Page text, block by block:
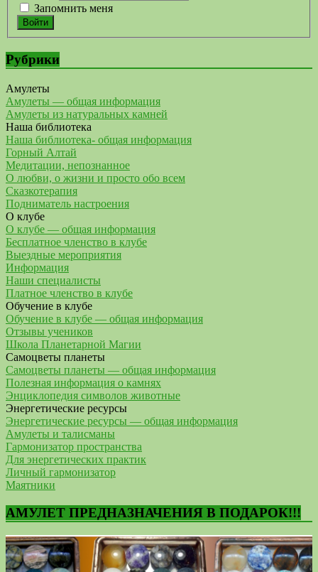
Запомнить меня
Войти
Рубрики
Амулеты
Амулеты — общая информация
Амулеты из натуральных камней
Наша библиотека
Наша библиотека- общая информация
Горный Алтай
Медитации, непознанное
О любви, о жизни и просто обо всем
Сказкотерапия
Подниматель настроения
О клубе
О клубе — общая информация
Бесплатное членство в клубе
Выездные мероприятия
Информация
Наши специалисты
Платное членство в клубе
Обучение в клубе
Обучение в клубе — общая информация
Отзывы учеников
Школа Планетарной Магии
Самоцветы планеты
Самоцветы планеты — общая информация
Полезная информация о камнях
Энциклопедия символов животные
Энергетические ресурсы
Энергетические ресурсы — общая информация
Амулеты и талисманы
Гармонизатор пространства
Для энергетических практик
Личный гармонизатор
Маятники
АМУЛЕТ ПРЕДНАЗНАЧЕНИЯ В ПОДАРОК!!!